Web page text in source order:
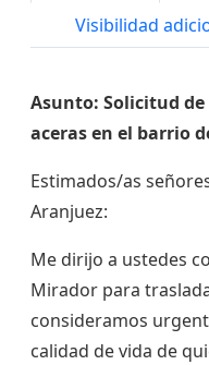
Visibilidad
Asunto: Solicitud
aceras en el barrio
Estimados/as
Aranjuez:
Me dirijo a ustedes
Mirador para
consideramos
calidad de vida de